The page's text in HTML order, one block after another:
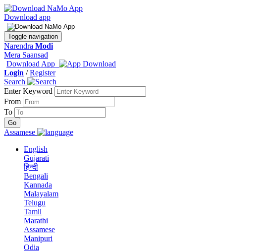
Download app
Toggle navigation
Narendra Modi
Mera Saansad
Download App
Login /Register
Search
Enter Keyword
From
To
Assamese
English
Gujarati
हिन्दी
Bengali
Kannada
Malayalam
Telugu
Tamil
Marathi
Assamese
Manipuri
Odia